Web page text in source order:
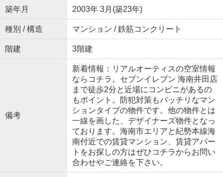
築年月 2003年 3月(築23年)
種別 / 構造 マンション / 鉄筋コンクリート
階建 3階建
備考
新着情報：リアルオーティスの空室情報
ならコチラ。セブンイレブン 海南井田店
まで徒歩2分と近場にコンビニがあるの
もポイント。防犯対策もバッチリなマン
ションタイプの物件です。他の物件とは
一線を画した、デザイナーズ物件となっ
ております。海南市エリアと紀勢本線海
南付近での賃貸マンション、賃貸アパー
トをお探しの方はぜひコチラからお問い
合わせやご連絡を下さい。